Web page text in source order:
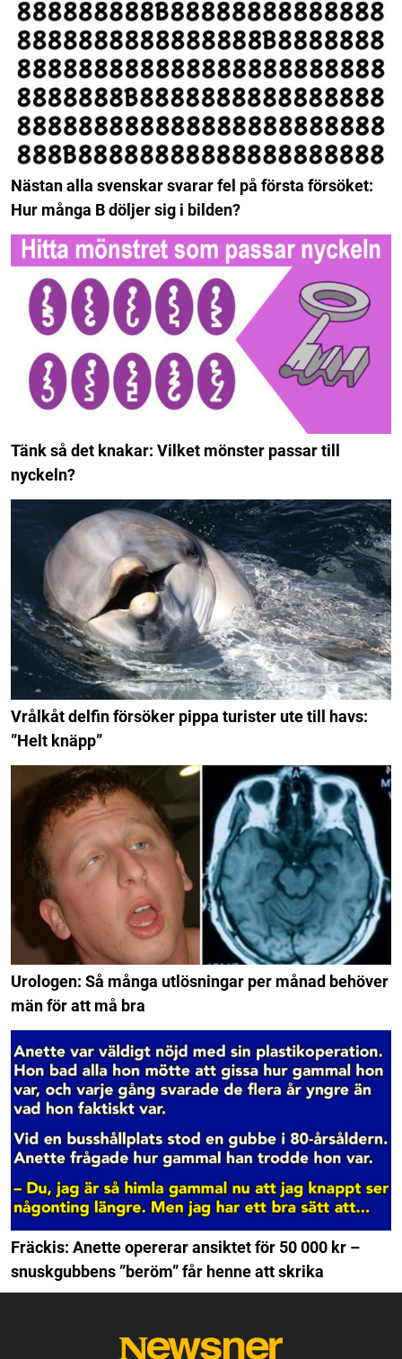
Nästan alla svenskar svarar fel på första försöket:
Hur många B döljer sig i bilden?
Tänk så det knakar: Vilket mönster passar till
nyckeln?
Vrålkåt delfin försöker pippa turister ute till havs:
”Helt knäpp”
Urologen: Så många utlösningar per månad behöver
män för att må bra
Fräckis: Anette opererar ansiktet för 50 000 kr –
snuskgubbens ”beröm” får henne att skrika